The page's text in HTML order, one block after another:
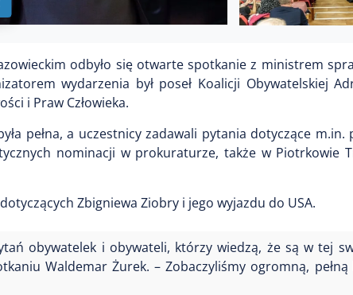
odbyło się otwarte spotkanie z ministrem
wydarzenia był poseł Koalicji Obywatelskiej
i Praw Człowieka.
pełna, a uczestnicy zadawali pytania dotyczące m.in.
nominacji w prokuraturze, także w Piotrkowie
Zbigniewa Ziobry i jego wyjazdu do USA.
obywatelek i obywateli, którzy wiedzą, że są w tej
Waldemar Żurek. – Zobaczyliśmy ogromną, pełną